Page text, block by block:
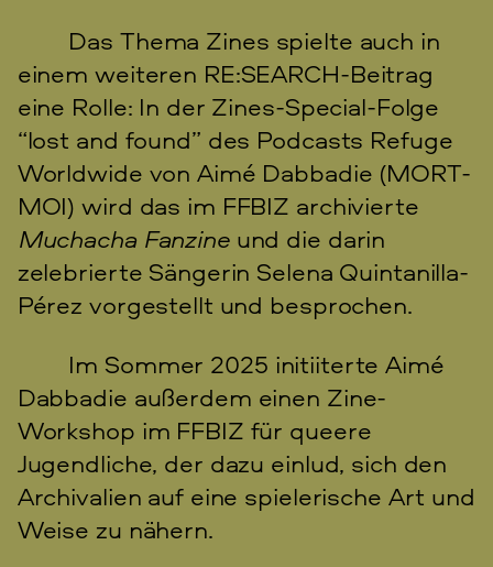
Das Thema Zines spielte auch in
einem weiteren RE:SEARCH-Beitrag
eine Rolle: In der Zines-Special-Folge
“lost and found” des Podcasts Refuge
Worldwide von Aimé Dabbadie (MORT-
MOI) wird das im FFBIZ archivierte
Muchacha Fanzineund die darin
zelebrierte Sängerin Selena Quintanilla-
Pérez vorgestellt und besprochen.
Im Sommer 2025 initiiterte Aimé
Dabbadie außerdem einen Zine-
Workshop im FFBIZ für queere
Jugendliche, der dazu einlud, sich den
Archivalien auf eine spielerische Art und
Weise zu nähern.